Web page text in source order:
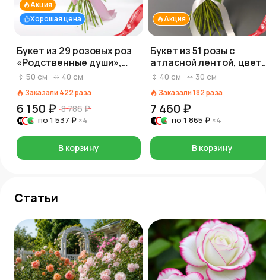
Хорошая цена
Акция
Букет из 29 розовых роз
«Родственные души»,
Россия, 50 см
50 см 40 см
Заказали 422раза
6 150 ₽ 8 786 ₽
по 1 537 ₽ ×4
В корзину
Акция
Букет из 51 розы с
атласной лентой, цвет
розовый/белый/
40 см 30 см
Заказали182раза
7 460 ₽
по 1 865 ₽ ×4
В корзину
Статьи